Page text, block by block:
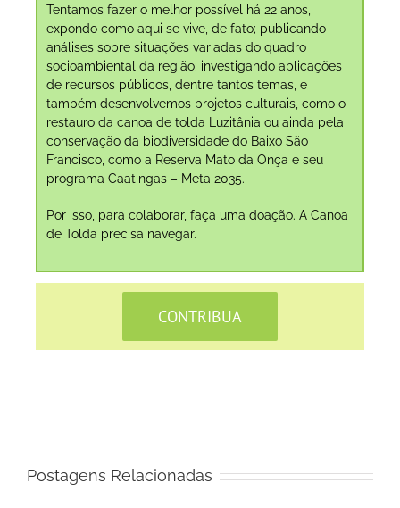
Tentamos fazer o melhor possível há 22 anos,
expondo como aqui se vive, de fato; publicando
análises sobre situações variadas do quadro
socioambiental da região; investigando aplicações
de recursos públicos, dentre tantos temas, e
também desenvolvemos projetos culturais, como o
restauro da canoa de tolda Luzitânia ou ainda pela
conservação da biodiversidade do Baixo São
Francisco, como a Reserva Mato da Onça e seu
programa Caatingas – Meta 2035.
Por isso, para colaborar, faça uma doação. A Canoa
de Tolda precisa navegar.
CONTRIBUA
Postagens Relacionadas